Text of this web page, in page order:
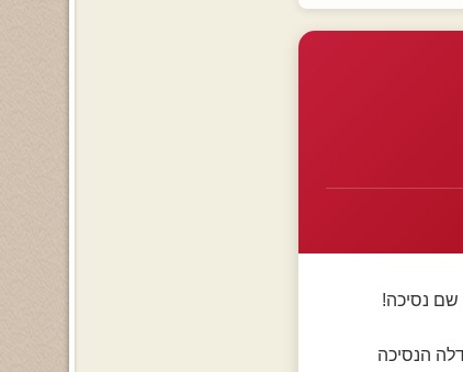
נסיכה!
הנסיכה